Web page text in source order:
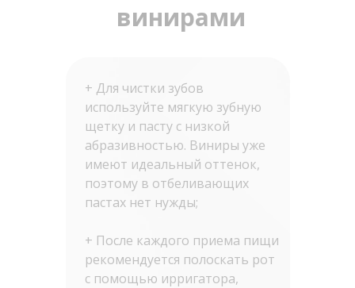
винирами
+ Для чистки зубов
используйте мягкую зубную
щетку и пасту с низкой
абразивностью. Виниры уже
имеют идеальный оттенок,
поэтому в отбеливающих
пастах нет нужды;
+ После каждого приема пищи
рекомендуется полоскать рот
с помощью ирригатора,